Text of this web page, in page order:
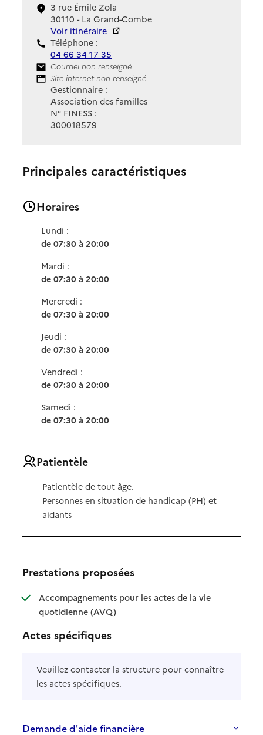
3 rue Émile Zola
30110 - La Grand-Combe
Voir itinéraire
Téléphone :
04 66 34 17 35
Contact
Courriel non renseigné
Site Internet
Site internet non renseigné
Gestionnaire :
Association des familles
N° FINESS :
300018579
Principales caractéristiques
Horaires
Lundi :
de 07:30 à 20:00
Mardi :
de 07:30 à 20:00
Mercredi :
de 07:30 à 20:00
Jeudi :
de 07:30 à 20:00
Vendredi :
de 07:30 à 20:00
Samedi :
de 07:30 à 20:00
Patientèle
Patientèle de tout âge.
Personnes en situation de handicap (PH) et
aidants
Prestations proposées
Accompagnements pour les actes de la vie
quotidienne (AVQ): disponible
: non disponible
Actes spécifiques
Veuillez contacter la structure pour connaître
les actes spécifiques.
Demande d'aide financière